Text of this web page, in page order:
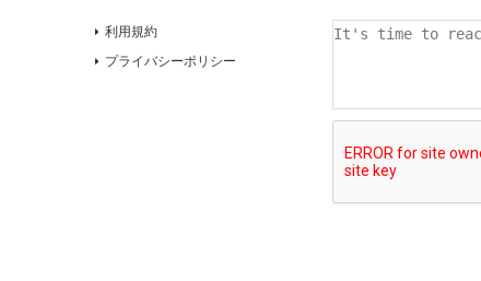
利用規約
プライバシーポリシー